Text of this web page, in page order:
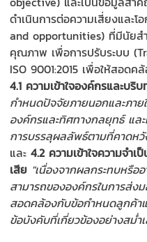
ดำเนินการต่อความเสี่ยงและ
and opportunities) ที่มีนัยส
คุณภาพ เพื่อการปรับระบบ
ISO 9001:2015 เพื่อให้สอดค
4.1 ความเข้าใจองค์กรและบริ
กำหนดปัจจัยภายนอกและภา
องค์กรและทิศทางกลยุทธ์ แล
การบรรลุผลลัพธ์ตามที่คาดห
และ 4.2 ความเข้าใจความจำ
เสีย "เนื่องจากผลกระทบหรือ
สามารถขององค์กรในการส่
สอดคล้องกับข้อกำหนดลูกค้า
ข้อบังคับที่เกี่ยวข้องอย่างสม่ำ